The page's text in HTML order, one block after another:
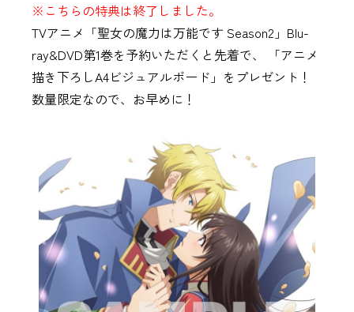
※こちらの特典は終了しました。
TVアニメ「聖女の魔力は万能です Season2」Blu-
ray&DVD第1巻を予約いただくと先着で、 「アニメ
描き下ろしA4ビジュアルボード」をプレゼント！
数量限定なので、お早めに！